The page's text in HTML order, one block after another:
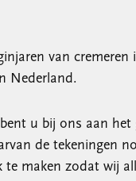
van
Nederland.
u bij ons aan het
de tekeningen
maken zodat wij